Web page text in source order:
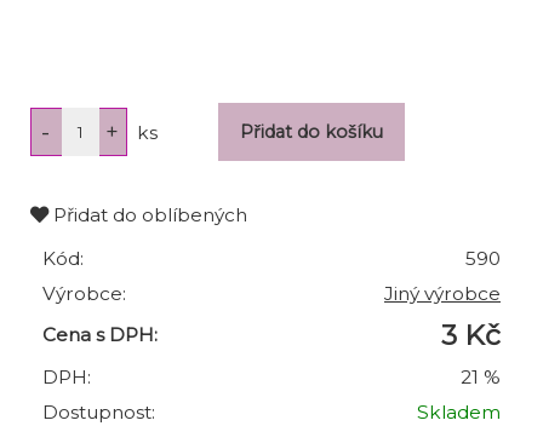
ks
Přidat do oblíbených
Kód:
590
Výrobce:
Jiný výrobce
Cena s DPH:
3 Kč
DPH:
21 %
Dostupnost:
Skladem